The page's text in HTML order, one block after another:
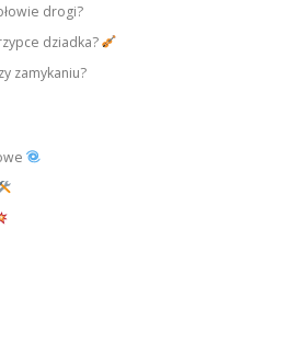
drogi?
dziadka?
zamykaniu?